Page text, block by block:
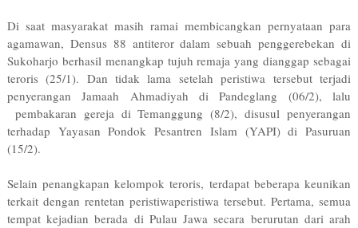
Di saat masyarakat masih ramai membicangkan pernyataan para
agamawan, Densus 88 antiteror dalam sebuah penggerebekan di
Sukoharjo berhasil menangkap tujuh remaja yang dianggap sebagai
teroris (25/1). Dan tidak lama setelah peristiwa tersebut terjadi
penyerangan Jamaah Ahmadiyah di Pandeglang (06/2), lalu
pembakaran gereja di Temanggung (8/2), disusul penyerangan
terhadap Yayasan Pondok Pesantren Islam (YAPI) di Pasuruan
(15/2).
Selain penangkapan kelompok teroris, terdapat beberapa keunikan
terkait dengan rentetan peristiwa­peristiwa tersebut. Pertama, semua
tempat kejadian berada di Pulau Jawa secara berurutan dari arah